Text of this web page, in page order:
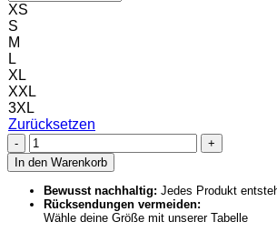
XS
S
M
L
XL
XXL
3XL
Zurücksetzen
Unisex
Hoodie
–
SHS
(Uni)
Menge
In den Warenkorb
Bewusst nachhaltig: Jedes Produkt
Rücksendungen vermeiden:
Wähle deine Größe mit unserer Tabelle